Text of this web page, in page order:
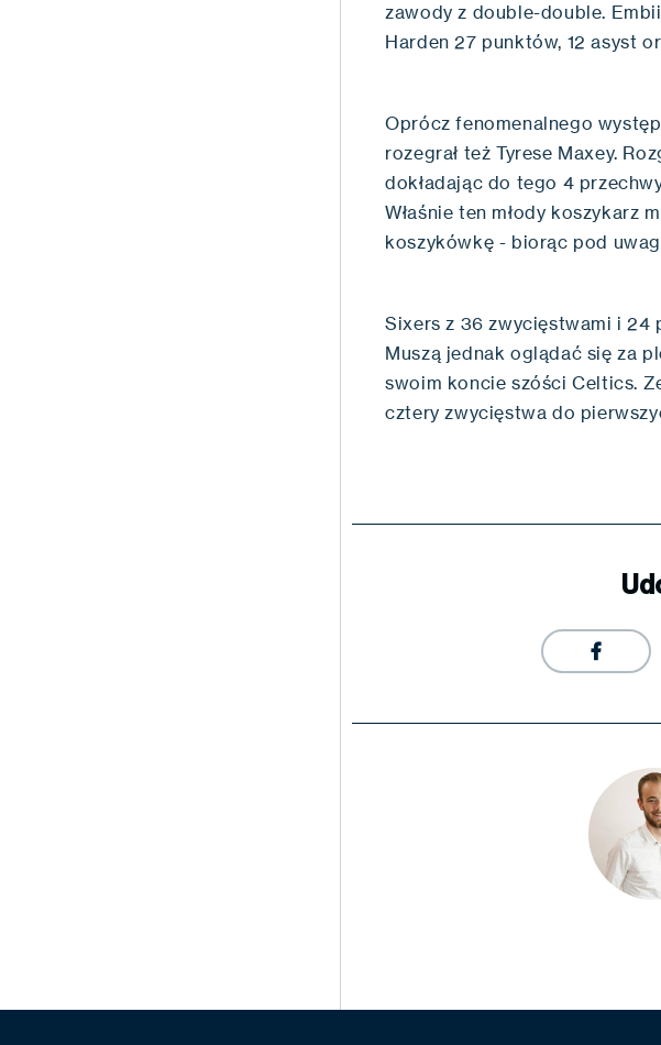
zawody z double-double.
Harden 27 punktów, 12 asyst
Oprócz fenomenalnego
rozegrał też Tyrese Maxey.
dokładając do tego 4
Właśnie ten młody koszykarz
koszykówkę - biorąc pod
Sixers z 36 zwycięstwami i 24
Muszą jednak oglądać się za
swoim koncie szóści Celtics.
cztery zwycięstwa do
